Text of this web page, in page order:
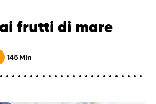
frutti di mare
145 Min